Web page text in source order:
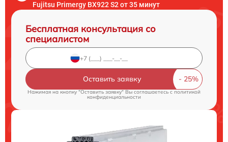
Fujitsu Primergy BX922 S2 от 35 минут
Бесплатная консультация со
специалистом
Оставить заявку
Нажимая на кнопку "Оставить заявку" Вы соглашаетесь cполитикой
конфиденциальности